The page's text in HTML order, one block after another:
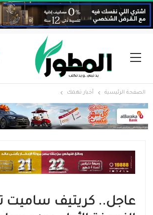
الصفحة الرئيسية أخبار تهمك
عاجل.. كريتيف ساميت